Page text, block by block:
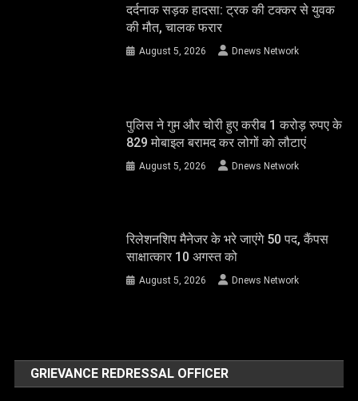
दर्दनाक सड़क हादसा: ट्रक की टक्कर से युवक
की मौत, चालक फरार
August 5, 2026 Dnews Network
पुलिस ने गुम और चोरी हुए करीब 1 करोड़ रुपए के
829 मोबाइल बरामद कर लोगों को लौटाएं
August 5, 2026 Dnews Network
रिलेशनशिप मैनेजर के भरे जाएंगे 50 पद, कैंपस
साक्षात्कार 10 अगस्त को
August 5, 2026 Dnews Network
GRIEVANCE REDRESSAL OFFICER